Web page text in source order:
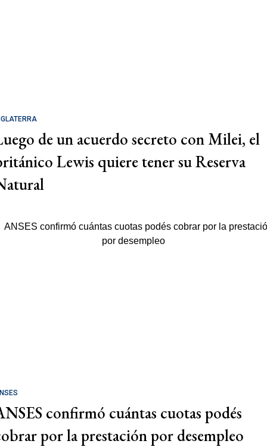
de un acuerdo secreto con Milei, el
Lewis quiere tener su Reserva
confirmó cuántas cuotas podés
por la prestación por desempleo